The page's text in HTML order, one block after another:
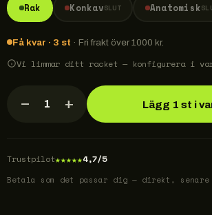
Rak KonkavSLUT Anatomisk
Få kvar · 3 st · Fri frakt över 1000 kr.
Vi limmar ditt racket — konfigurera i
− 1 + Lägg 1 st i
Trustpilot★★★★★4,7/5
Betala som det passar dig — direkt,